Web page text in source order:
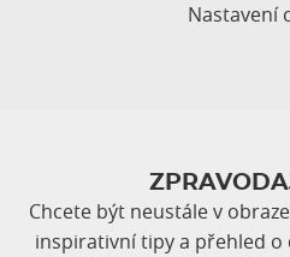
Nastavení
Chcete být neustále v
inspirativní tipy a přehled o